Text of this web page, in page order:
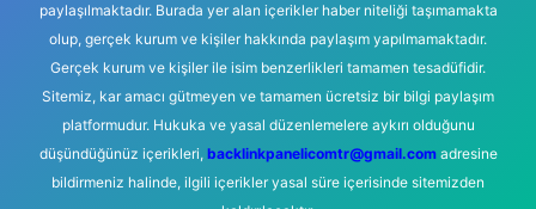
paylaşılmaktadır. Burada yer alan içerikler haber niteliği taşımamakta
olup, gerçek kurum ve kişiler hakkında paylaşım yapılmamaktadır.
Gerçek kurum ve kişiler ile isim benzerlikleri tamamen tesadüfidir.
Sitemiz, kar amacı gütmeyen ve tamamen ücretsiz bir bilgi paylaşım
platformudur. Hukuka ve yasal düzenlemelere aykırı olduğunu
düşündüğünüz içerikleri, backlinkpanelicomtr@gmail.comadresine
bildirmeniz halinde, ilgili içerikler yasal süre içerisinde sitemizden